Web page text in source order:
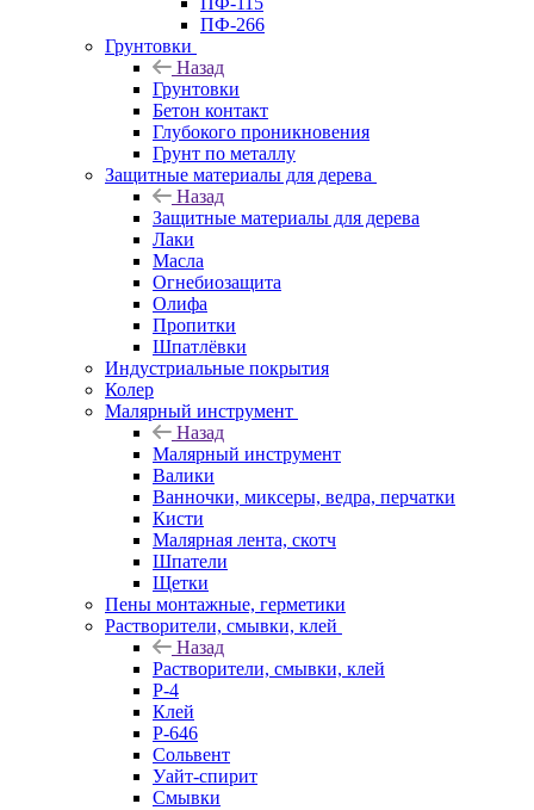
ПФ-266
Грунтовки
Назад
Грунтовки
Бетон контакт
Глубокого проникновения
Грунт по металлу
Защитные материалы для дерева
Назад
Защитные материалы для дерева
Лаки
Масла
Огнебиозащита
Олифа
Пропитки
Шпатлёвки
Индустриальные покрытия
Колер
Малярный инструмент
Назад
Малярный инструмент
Валики
Ванночки, миксеры, ведра, перчатки
Кисти
Малярная лента, скотч
Шпатели
Щетки
Пены монтажные, герметики
Растворители, смывки, клей
Назад
Растворители, смывки, клей
Р-4
Клей
Р-646
Сольвент
Уайт-спирит
Смывки